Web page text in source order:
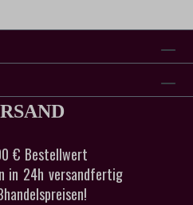
€ Bestellwert
in 24h versandfertig